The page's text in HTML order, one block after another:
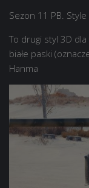
Sezon 11 PB.
To drugi styl 3D
białe paski
Hanma